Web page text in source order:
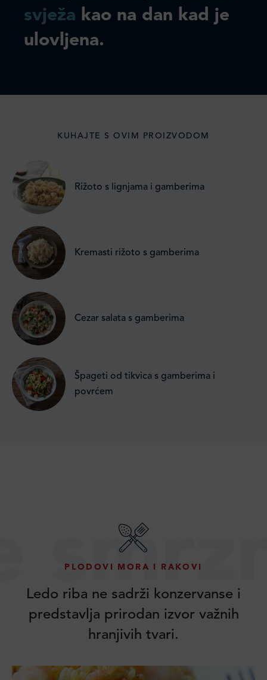
svježa kao na dan kad je
ulovljena.
KUHAJTE S OVIM PROIZVODOM
Rižoto s lignjama i gamberima
Kremasti rižoto s gamberima
Cezar salata s gamberima
Špageti od tikvica s gamberima i
povrćem
PLODOVI MORA I RAKOVI
Ledo riba ne sadrži konzervanse i
predstavlja prirodan izvor važnih
hranjivih tvari.